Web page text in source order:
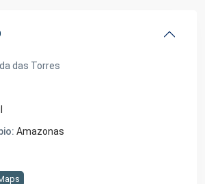
das Torres
Amazonas